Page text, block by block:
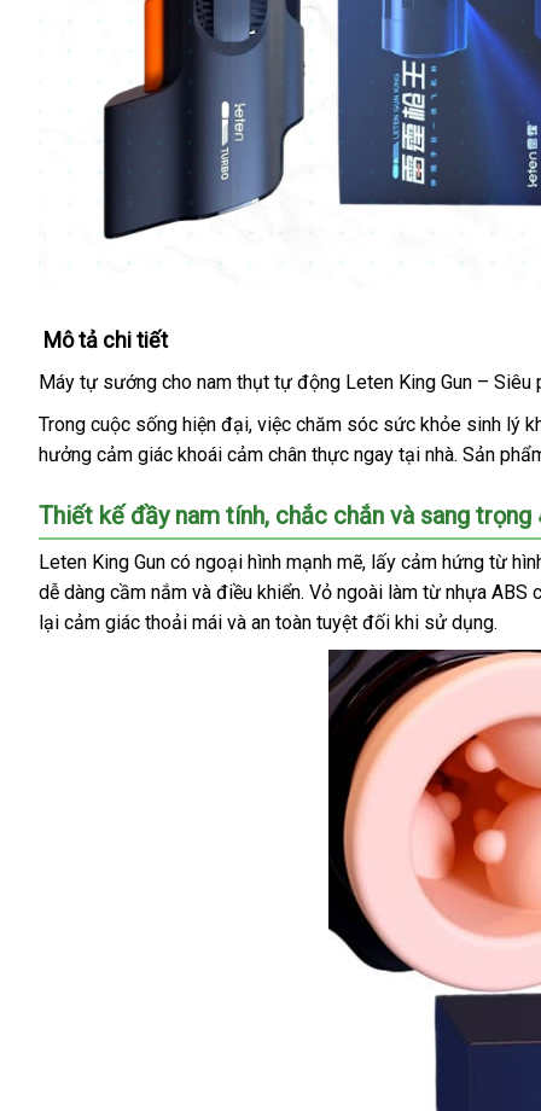
Mô tả chi tiết
Máy tự sướng cho nam thụt tự động Leten King Gun – Siêu
Trong cuộc sống hiện đại, việc chăm sóc sức khỏe sinh lý
hưởng cảm giác khoái cảm chân thực ngay tại nhà. Sản
Thiết kế đầy nam tính, chắc chắn và sang trọng
Leten King Gun có ngoại hình mạnh mẽ, lấy cảm hứng từ
dễ dàng cầm nắm và điều khiển. Vỏ ngoài làm từ nhựa
lại cảm giác thoải mái và an toàn tuyệt đối khi sử dụng.